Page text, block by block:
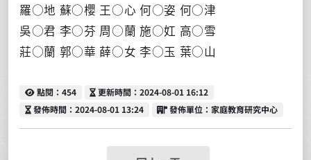
羅○地 蘇○櫻 王○心 何○姿 何○津
吳○君 李○芬 周○蘭 施○妅 高○雪
莊○蘭 郭○華 薛○女 李○玉 葉○山
點閱
點閱：454 更新時間
更新時間：2024-08-01 16:12
發佈時間
發佈時間：2024-08-01 13:24 發佈單位
發佈單位：家庭教育研究中心